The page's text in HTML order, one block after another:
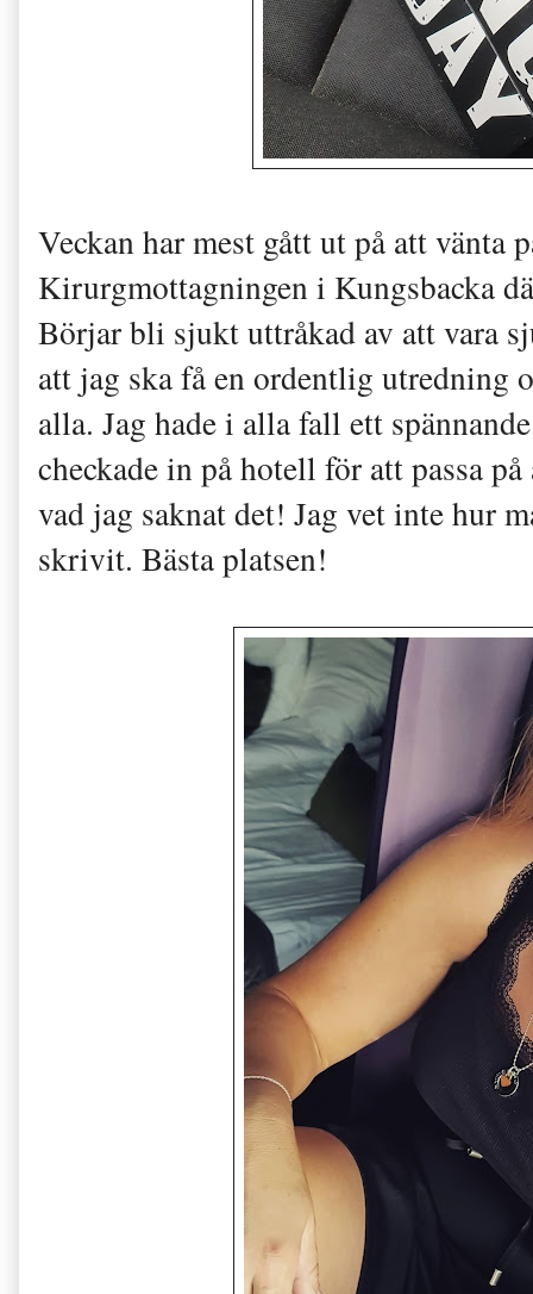
Veckan har mest gått ut på att vänta
Kirurgmottagningen i Kungsbacka
Börjar bli sjukt uttråkad av att vara
att jag ska få en ordentlig utredning
alla. Jag hade i alla fall ett
checkade in på hotell för att passa
vad jag saknat det! Jag vet inte hur
skrivit. Bästa platsen!